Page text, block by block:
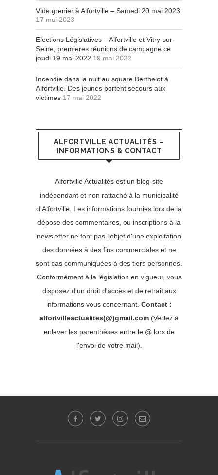
Vide grenier à Alfortville – Samedi 20 mai 2023
17 mai 2023
Elections Législatives – Alfortville et Vitry-sur-
Seine, premieres réunions de campagne ce
jeudi 19 mai 2022 19 mai 2022
Incendie dans la nuit au square Berthelot à
Alfortville. Des jeunes portent secours aux
victimes 17 mai 2022
ALFORTVILLE ACTUALITÉS –
INFORMATIONS & CONTACT
Alfortville Actualités est un blog-site
indépendant et non rattaché à la municipalité
d'Alfortville. Les informations fournies lors de la
dépose des commentaires, ou inscriptions à la
newsletter ne font pas l'objet d'une exploitation
des données à des fins commerciales et ne
sont pas communiquées à des tiers personnes.
Conformément à la législation en vigueur, vous
disposez d'un droit d'accès et de retrait aux
informations vous concernant. Contact :
alfortvilleactualites(@)gmail.com (Veillez à
enlever les parenthèses entre le @ lors de
l'envoi de votre mail).